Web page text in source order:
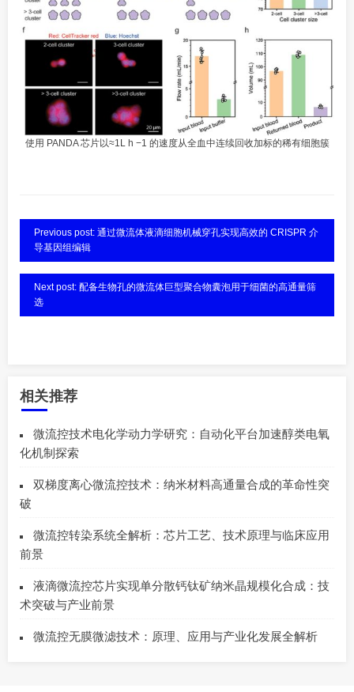
使用 PANDA 芯片以≈1L h −1 的速度从全血中连续回收加标的稀有细胞簇
Previous post: 通过微流体液滴细胞机械穿孔实现高效的 CRISPR 介
导基因组编辑
Next post: 配备生物孔的微流体巨型聚合物囊泡用于细菌的高通量筛
选
相关推荐
微流控技术电化学动力学研究：自动化平台加速醇类电氧
化机制探索
双梯度离心微流控技术：纳米材料高通量合成的革命性突
破
微流控转染系统全解析：芯片工艺、技术原理与临床应用
前景
液滴微流控芯片实现单分散钙钛矿纳米晶规模化合成：技
术突破与产业前景
微流控无膜微滤技术：原理、应用与产业化发展全解析